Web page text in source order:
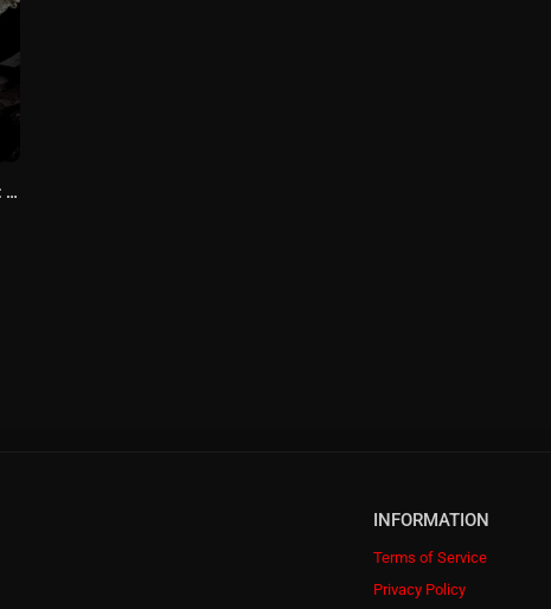
สไปเดอร์-แมน: โฮมคัมมิ่ง (2017) Spider-Man: Homecoming
INFORMATION
Terms of Service
Privacy Policy